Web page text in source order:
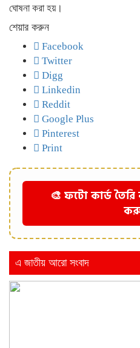
ঘোষনা করা হয়।
শেয়ার করুন
Facebook
Twitter
Digg
Linkedin
Reddit
Google Plus
Pinterest
Print
🎨 ফটো কার্ড
এ জাতীয় আরো সংবাদ